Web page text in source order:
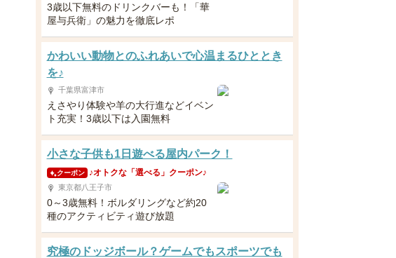
3歳以下無料のドリンクバーも！「華
屋与兵衛」の魅力を徹底レポ
かわいい動物とのふれあいで心温まるひととき
を♪
千葉県富津市
えさやり体験や羊の大行進などイベン
ト充実！3歳以下は入園無料
小さな子供も1日遊べる屋内パーク！
クーポン ♪オトクな「選べる」クーポン♪
東京都八王子市
0～3歳無料！ボルダリングなど約20
種のアクティビティ遊び放題
究極のドッジボール？ゲームでもスポーツでも